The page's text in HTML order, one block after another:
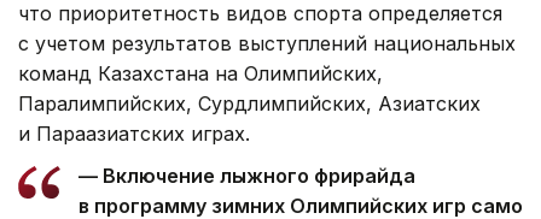
что приоритетность видов спорта определяется
с учетом результатов выступлений национальных
команд Казахстана на Олимпийских,
Паралимпийских, Сурдлимпийских, Азиатских
и Параазиатских играх.
— Включение лыжного фрирайда
в программу зимних Олимпийских игр само